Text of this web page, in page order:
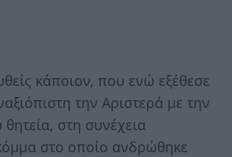
κάποιον, που ενώ εξέθεσε
την Αριστερά με την
στη συνέχεια
στο οποίο ανδρώθηκε